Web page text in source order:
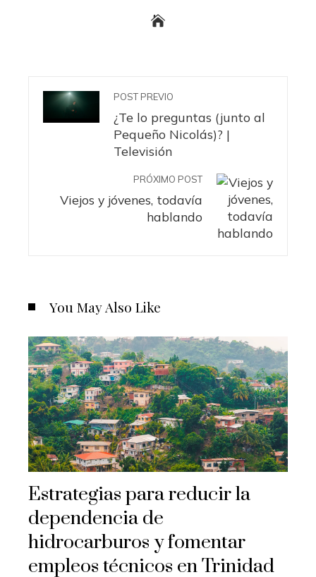
POST PREVIO
¿Te lo preguntas (junto al
Pequeño Nicolás)? |
Televisión
PRÓXIMO POST
Viejos y jóvenes, todavía
hablando
You May Also Like
Estrategias para reducir la
dependencia de
hidrocarburos y fomentar
empleos técnicos en Trinidad